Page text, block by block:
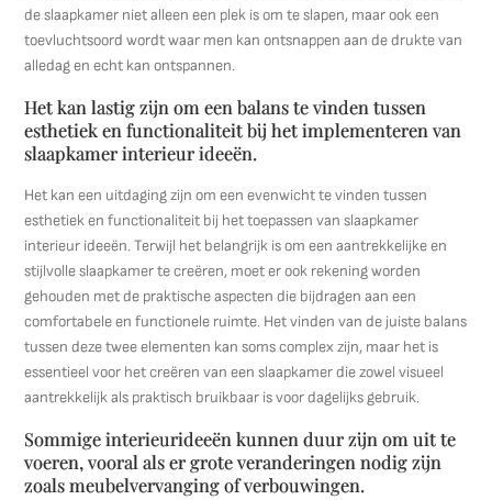
de slaapkamer niet alleen een plek is om te slapen, maar ook een
toevluchtsoord wordt waar men kan ontsnappen aan de drukte van
alledag en echt kan ontspannen.
Het kan lastig zijn om een balans te vinden tussen
esthetiek en functionaliteit bij het implementeren van
slaapkamer interieur ideeën.
Het kan een uitdaging zijn om een evenwicht te vinden tussen
esthetiek en functionaliteit bij het toepassen van slaapkamer
interieur ideeën. Terwijl het belangrijk is om een aantrekkelijke en
stijlvolle slaapkamer te creëren, moet er ook rekening worden
gehouden met de praktische aspecten die bijdragen aan een
comfortabele en functionele ruimte. Het vinden van de juiste balans
tussen deze twee elementen kan soms complex zijn, maar het is
essentieel voor het creëren van een slaapkamer die zowel visueel
aantrekkelijk als praktisch bruikbaar is voor dagelijks gebruik.
Sommige interieurideeën kunnen duur zijn om uit te
voeren, vooral als er grote veranderingen nodig zijn
zoals meubelvervanging of verbouwingen.